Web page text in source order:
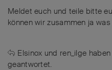
Meldet euch und teile bitte
können wir zusammen ja
Elsinox und ren_ilge haben
geantwortet.